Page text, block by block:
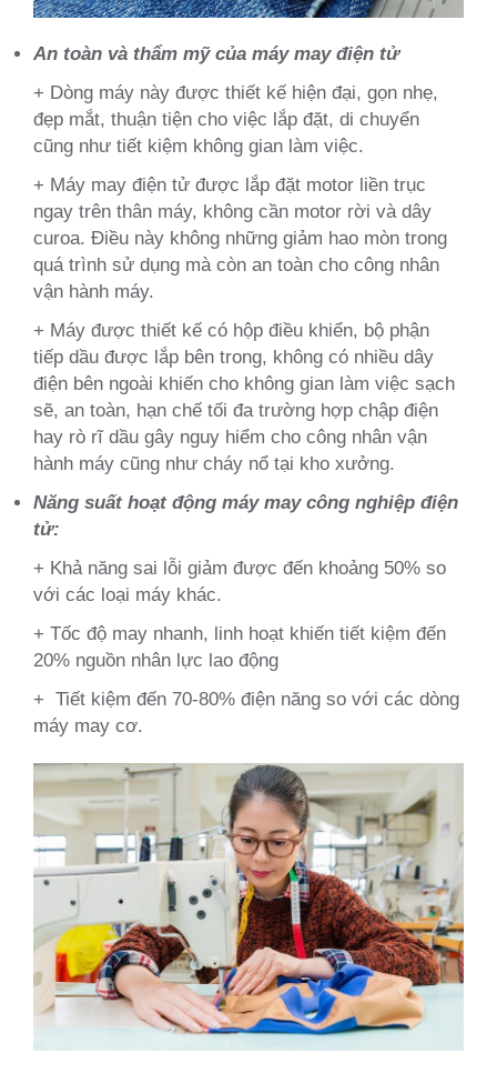
An toàn và thẩm mỹ của máy may điện tử
+ Dòng máy này được thiết kế hiện đại, gọn nhẹ,
đẹp mắt, thuận tiện cho việc lắp đặt, di chuyển
cũng như tiết kiệm không gian làm việc.
+ Máy may điện tử được lắp đặt motor liền trục
ngay trên thân máy, không cần motor rời và dây
curoa. Điều này không những giảm hao mòn trong
quá trình sử dụng mà còn an toàn cho công nhân
vận hành máy.
+ Máy được thiết kế có hộp điều khiển, bộ phận
tiếp dầu được lắp bên trong, không có nhiều dây
điện bên ngoài khiến cho không gian làm việc sạch
sẽ, an toàn, hạn chế tối đa trường hợp chập điện
hay rò rĩ dầu gây nguy hiểm cho công nhân vận
hành máy cũng như cháy nổ tại kho xưởng.
Năng suất hoạt động máy may công nghiệp điện
tử:
+ Khả năng sai lỗi giảm được đến khoảng 50% so
với các loại máy khác.
+ Tốc độ may nhanh, linh hoạt khiến tiết kiệm đến
20% nguồn nhân lực lao động
+ Tiết kiệm đến 70-80% điện năng so với các dòng
máy may cơ.